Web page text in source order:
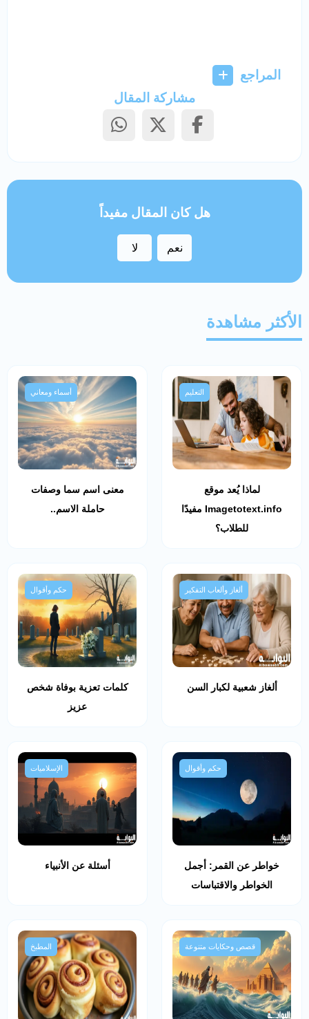
المراجع
مشاركة المقال
هل كان المقال مفيداً
نعم لا
الأكثر مشاهدة
التعليم
لماذا يُعد موقع
Imagetotext.info مفيدًا
للطلاب؟
أسماء ومعاني
معنى اسم سما وصفات
حاملة الاسم..
ألغاز وألعاب التفكير
ألغاز شعبية لكبار السن
حكم وأقوال
كلمات تعزية بوفاة شخص
عزيز
حكم وأقوال
خواطر عن القمر: أجمل
الخواطر والاقتباسات
الإسلاميات
أسئلة عن الأنبياء
قصص وحكايات متنوعة المطبخ